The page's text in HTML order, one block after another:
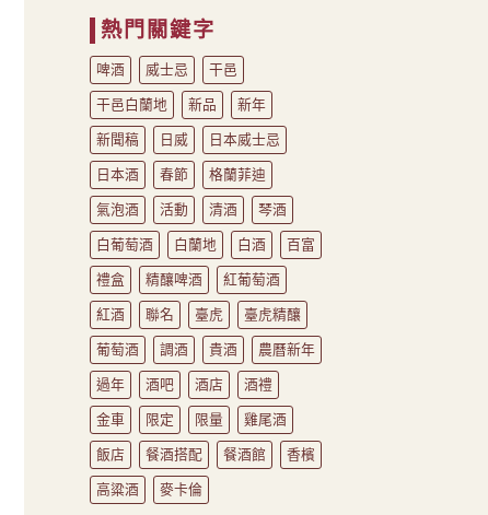
熱門關鍵字
啤酒 威士忌 干邑
干邑白蘭地 新品 新年
新聞稿 日威 日本威士忌
日本酒 春節 格蘭菲迪
氣泡酒 活動 清酒 琴酒
白葡萄酒 白蘭地 白酒 百富
禮盒 精釀啤酒 紅葡萄酒
紅酒 聯名 臺虎 臺虎精釀
葡萄酒 調酒 貴酒 農曆新年
過年 酒吧 酒店 酒禮
金車 限定 限量 雞尾酒
飯店 餐酒搭配 餐酒館 香檳
高粱酒 麥卡倫